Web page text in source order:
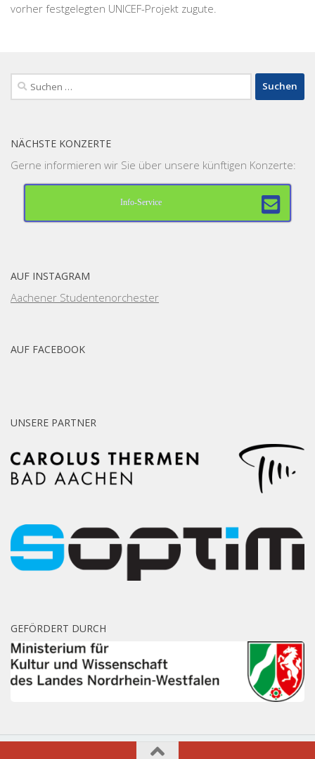
vorher festgelegten UNICEF-Projekt zugute.
Suchen
nach:
NÄCHSTE KONZERTE
Gerne informieren wir Sie über unsere künftigen Konzerte:
Info-Service
AUF INSTAGRAM
Aachener Studentenorchester
AUF FACEBOOK
UNSERE PARTNER
GEFÖRDERT DURCH